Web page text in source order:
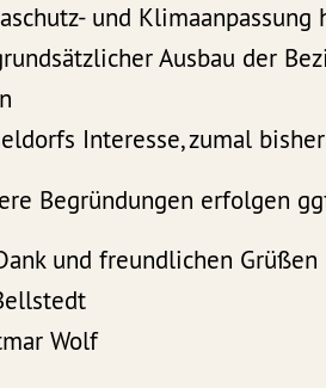
und Klimaanpassung
Ausbau der
Interesse, zumal
Begründungen erfolgen
und freundlichen Grüßen
Wolf